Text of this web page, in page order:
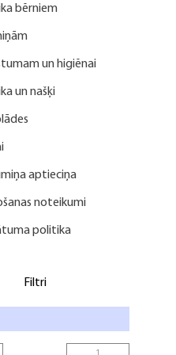
bērniem
un higiēnai
un našķi
aptieciņa
noteikumi
politika
Filtri